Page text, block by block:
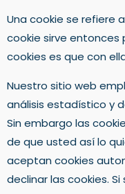
Una cookie se refiere
cookie sirve
cookies es que con
Nuestro sitio web
análisis estadístico y
Sin embargo las
de que usted así lo
aceptan cookies
declinar las cookies.